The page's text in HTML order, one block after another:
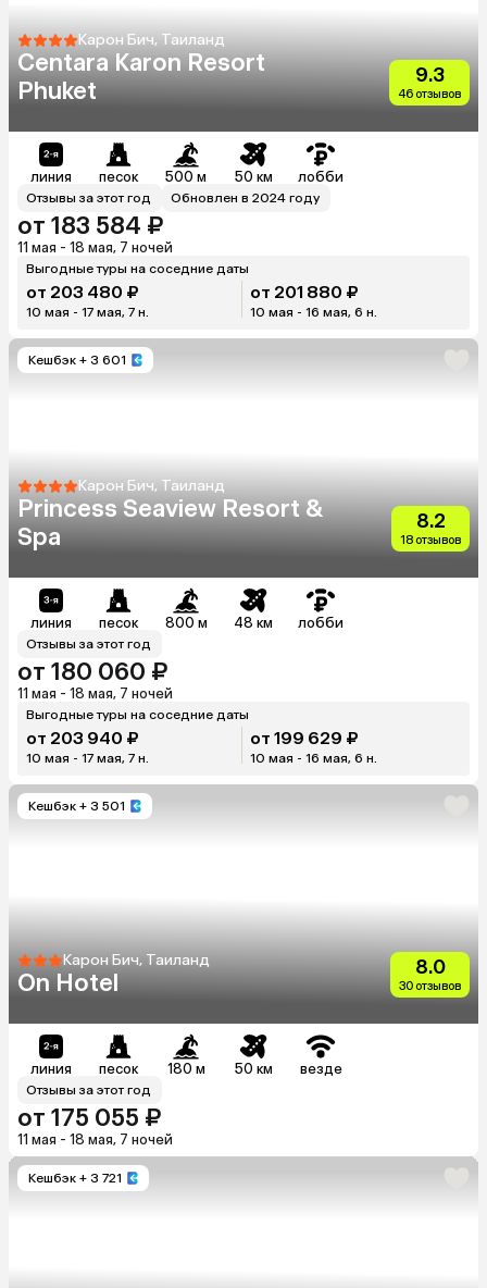
Карон Бич, Таиланд
Centara Karon Resort
Phuket
9.3
46 отзывов
линия песок 500 м 50 км лобби
Отзывы за этот год Обновлен в 2024 году
от 183 584 ₽
11 мая - 18 мая, 7 ночей
Выгодные туры на соседние даты
от 203 480 ₽
10 мая - 17 мая, 7 н.
от 201 880 ₽
10 мая - 16 мая, 6 н.
Кешбэк + 3 601
Карон Бич, Таиланд
Princess Seaview Resort &
Spa
8.2
18 отзывов
линия песок 800 м 48 км лобби
Отзывы за этот год
от 180 060 ₽
11 мая - 18 мая, 7 ночей
Выгодные туры на соседние даты
от 203 940 ₽
10 мая - 17 мая, 7 н.
от 199 629 ₽
10 мая - 16 мая, 6 н.
Кешбэк + 3 501
Карон Бич, Таиланд
On Hotel
8.0
30 отзывов
линия песок 180 м 50 км везде
Отзывы за этот год
от 175 055 ₽
11 мая - 18 мая, 7 ночей
Кешбэк + 3 721